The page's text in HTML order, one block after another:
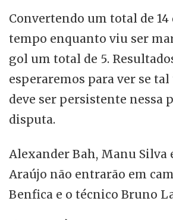
Convertendo um total de 14
tempo enquanto viu ser
gol um total de 5.
esperaremos para ver se
deve ser persistente nessa
disputa.
Alexander Bah, Manu Silva
Araújo não entrarão em
Benfica e o técnico Bruno